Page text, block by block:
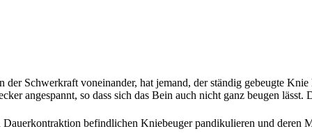
Schwerkraft voneinander, hat jemand, der ständig gebeugte
angespannt, so dass sich das Bein auch nicht ganz beugen
befindlichen Kniebeuger pandikulieren und deren